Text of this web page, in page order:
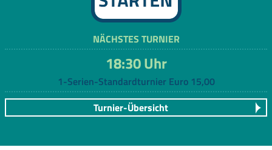
NÄCHSTES TURNIER
18:30 Uhr
1-Serien-Standardturnier Euro 15,00
Turnier-Übersicht